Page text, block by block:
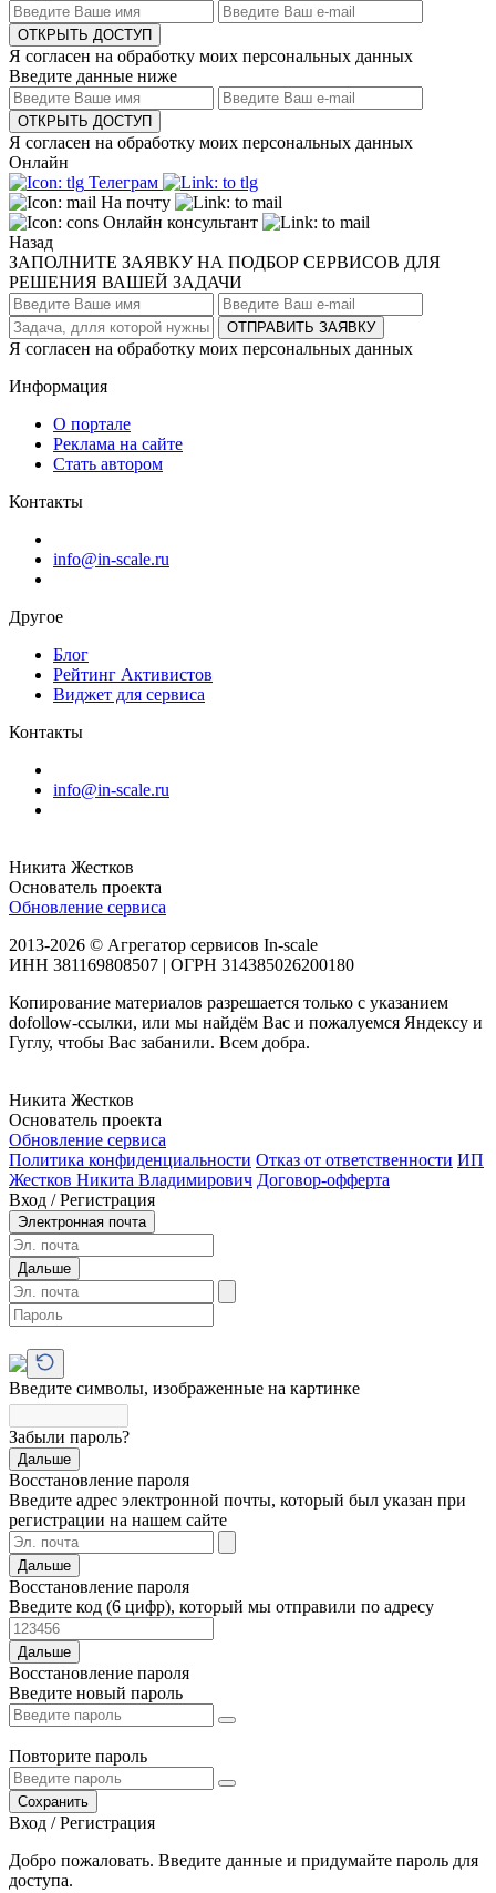
ОТКРЫТЬ ДОСТУП
Я согласен на обработку моих персональных данных
Введите данные ниже
ОТКРЫТЬ ДОСТУП
Я согласен на обработку моих персональных данных
Онлайн
Телеграм
На почту
Онлайн консультант
Назад
ЗАПОЛНИТЕ ЗАЯВКУ НА ПОДБОР СЕРВИСОВ ДЛЯ
РЕШЕНИЯ ВАШЕЙ ЗАДАЧИ
ОТПРАВИТЬ ЗАЯВКУ
Я согласен на обработку моих персональных данных
Информация
О портале
Реклама на сайте
Стать автором
Контакты
info@in-scale.ru
Другое
Блог
Рейтинг Активистов
Виджет для сервиса
Контакты
info@in-scale.ru
Никита Жестков
Основатель проекта
Обновление сервиса
2013-2026 © Агрегатор сервисов In-scale
ИНН 381169808507 | ОГРН 314385026200180
Копирование материалов разрешается только с указанием
dofollow-ссылки, или мы найдём Вас и пожалуемся Яндексу и
Гуглу, чтобы Вас забанили. Всем добра.
Никита Жестков
Основатель проекта
Обновление сервиса
Политика конфиденциальности Отказ от ответственности ИП
Жестков Никита Владимирович Договор-офферта
Вход / Регистрация
Электронная почта
Дальше
Введите символы, изображенные на картинке
Забыли пароль?
Дальше
Восстановление пароля
Введите адрес электронной почты, который был указан при
регистрации на нашем сайте
Дальше
Восстановление пароля
Введите код (6 цифр), который мы отправили по адресу
Дальше
Восстановление пароля
Введите новый пароль
Повторите пароль
Сохранить
Вход / Регистрация
Добро пожаловать. Введите данные и придумайте пароль для
доступа.